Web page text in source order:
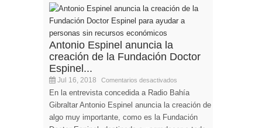
Antonio Espinel anuncia la
creación de la Fundación Doctor
Espinel...
Jul 16, 2018 Comentarios desactivados
En la entrevista concedida a Radio Bahía
Gibraltar Antonio Espinel anuncia la creación de
algo muy importante, como es la Fundación